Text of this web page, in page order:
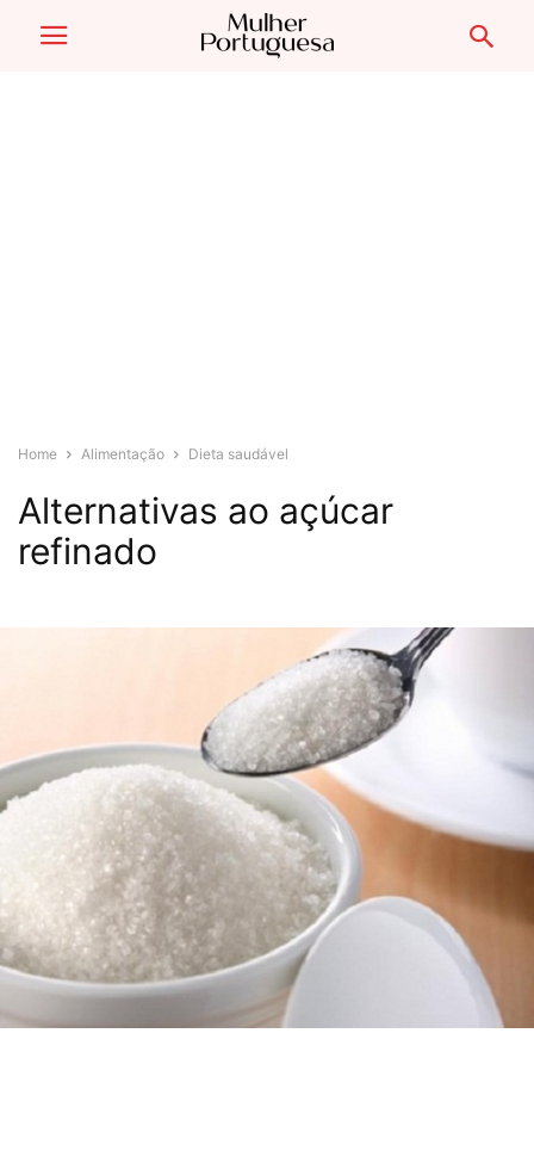
Home Alimentação Dieta saudável
Alternativas ao açúcar
refinado